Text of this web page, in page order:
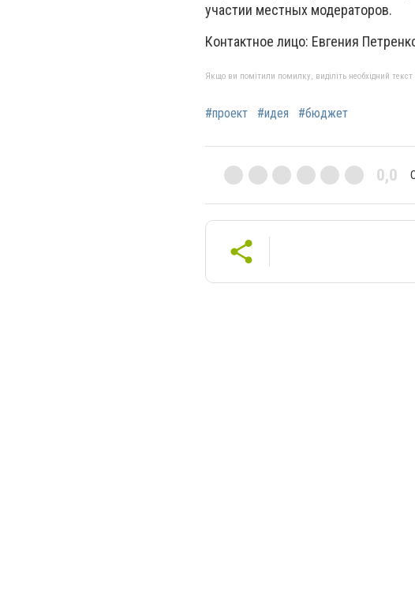
участии местных модераторов.
Контактное лицо: Евгения
Якщо ви помітили помилку, виділіть необхідний
#проект #идея #бюджет
0,0